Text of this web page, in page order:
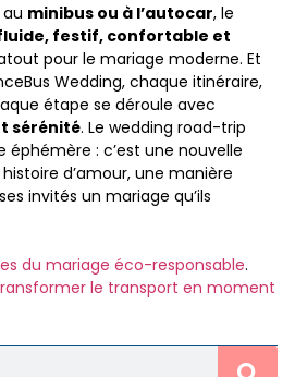
minibus ou à l’autocar, le
festif, confortable et
pour le mariage moderne. Et
Wedding, chaque itinéraire,
étape se déroule avec
sérénité. Le wedding road-trip
éphémère : c’est une nouvelle
d’amour, une manière
invités un mariage qu’ils
du mariage éco-responsable.
le transport en moment